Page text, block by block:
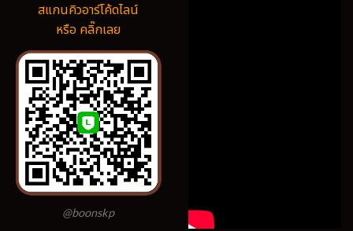
สแกนคิวอาร์โค้ดไลน์
หรือ คลิ๊กเลย
@boonskp